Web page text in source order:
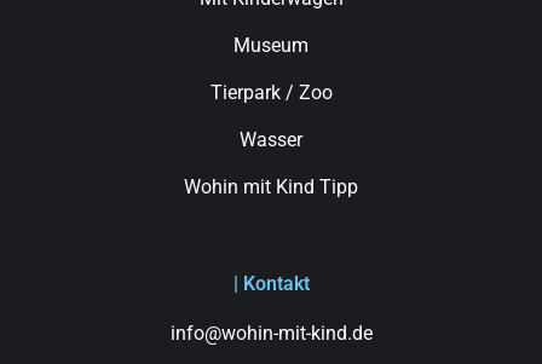
Museum
Tierpark / Zoo
Wasser
Wohin mit Kind Tipp
| Kontakt
info@wohin-mit-kind.de